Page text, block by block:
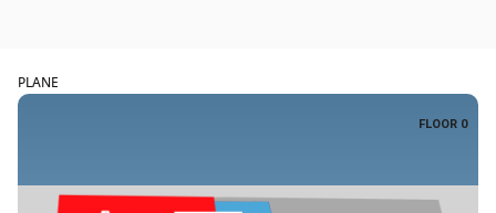
PLANE